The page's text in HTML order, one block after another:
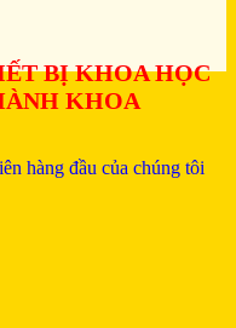
BỊ KHOA HỌC
KHOA
hàng đầu của chúng tôi